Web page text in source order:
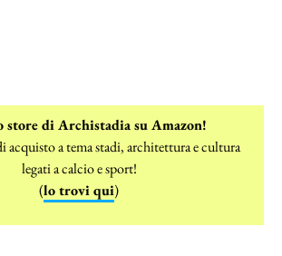
store di Archistadia su Amazon!
acquisto a tema stadi, architettura e cultura
legati a calcio e sport!
(lo trovi qui)